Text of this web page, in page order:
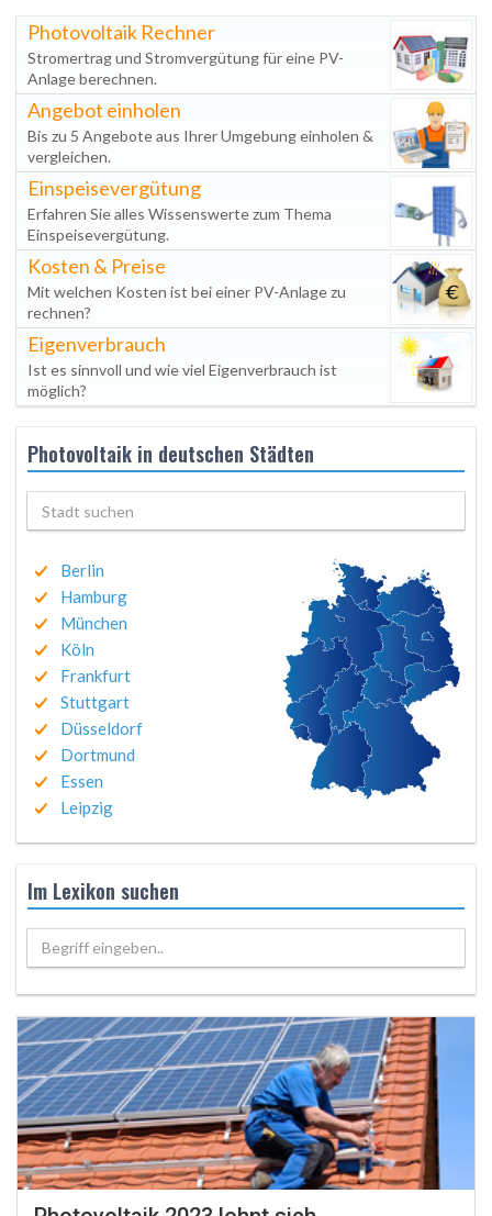
Photovoltaik Rechner
Stromertrag und Stromvergütung für eine PV-
Anlage berechnen.
Angebot einholen
Bis zu 5 Angebote aus Ihrer Umgebung einholen &
vergleichen.
Einspeisevergütung
Erfahren Sie alles Wissenswerte zum Thema
Einspeisevergütung.
Kosten & Preise
Mit welchen Kosten ist bei einer PV-Anlage zu
rechnen?
Eigenverbrauch
Ist es sinnvoll und wie viel Eigenverbrauch ist
möglich?
Photovoltaik in deutschen Städten
Berlin
Hamburg
München
Köln
Frankfurt
Stuttgart
Düsseldorf
Dortmund
Essen
Leipzig
Im Lexikon suchen
Begriff eingeben..